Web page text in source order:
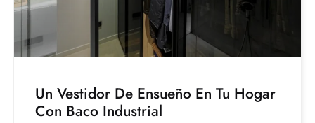
Un Vestidor De Ensueño En Tu Hogar
Con Baco Industrial